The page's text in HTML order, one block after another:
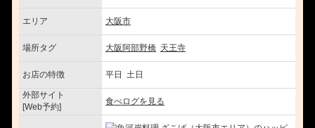
エリア 大阪市
場所タグ 大阪阿部野橋 天王寺
お店の特徴 平日 土日
外部サイト
[Web予約]
食べログを見る